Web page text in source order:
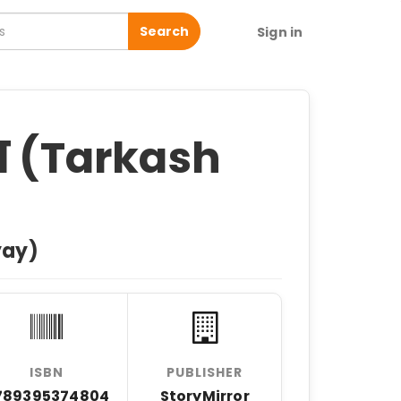
Search Sign in
ISBN PUBLISHER
StoryMirror